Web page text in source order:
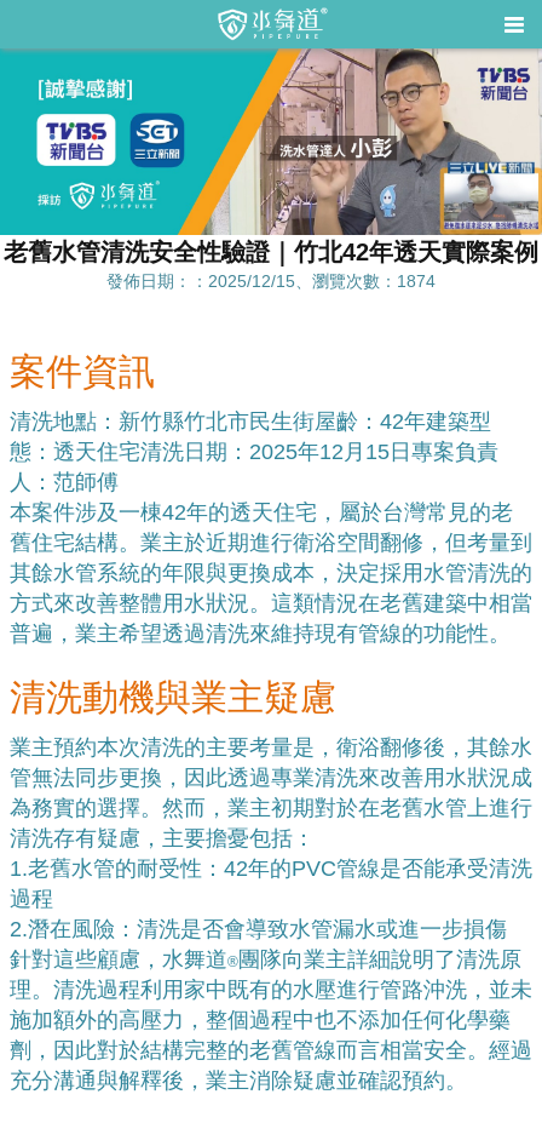
老舊水管清洗安全性驗證｜竹北42年透天實際案例
發佈日期：：2025/12/15、瀏覽次數：1874
案件資訊
清洗地點：新竹縣竹北市民生街屋齡：42年建築型
態：透天住宅清洗日期：2025年12月15日 專案負責
人：范師傅
本案件涉及一棟42年的透天住宅，屬於台灣常見的老
舊住宅結構。業主於近期進行衛浴空間翻修，但考量到
其餘水管系統的年限與更換成本，決定採用水管清洗的
方式來改善整體用水狀況。這類情況在老舊建築中相當
普遍，業主希望透過清洗來維持現有管線的功能性。
清洗動機與業主疑慮
業主預約本次清洗的主要考量是，衛浴翻修後，其餘水
管無法同步更換，因此透過專業清洗來改善用水狀況成
為務實的選擇。然而，業主初期對於在老舊水管上進行
清洗存有疑慮，主要擔憂包括：
1.老舊水管的耐受性：42年的PVC管線是否能承受清洗
過程
2.潛在風險：清洗是否會導致水管漏水或進一步損傷
針對這些顧慮，水舞道® 團隊向業主詳細說明了清洗原
理。清洗過程利用家中既有的水壓進行管路沖洗，並未
施加額外的高壓力，整個過程中也不添加任何化學藥
劑，因此對於結構完整的老舊管線而言相當安全。經過
充分溝通與解釋後，業主消除疑慮並確認預約。